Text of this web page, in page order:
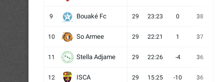
9 Bouaké Fc 29 23:23 0 38
10 So Armee 29 22:21 1 37
11 Stella Adjame 29 22:26 -4 36
12 ISCA 29 15:25 -10 36